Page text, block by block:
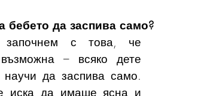
бебето да заспива само?
с това, че
– всяко дете
да заспива само.
иска да имаше ясна и